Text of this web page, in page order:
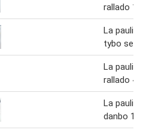
rallado
La
tybo
La
rallado
La
danbo